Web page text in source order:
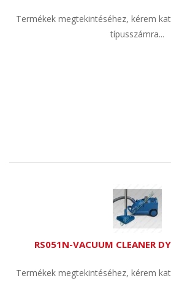
Termékek megtekintéséhez, kérem
típusszámra...
RS051N-VACUUM CLEANER
Termékek megtekintéséhez, kérem